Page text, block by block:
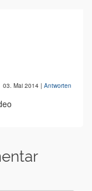
03. Mai 2014 | Antworten